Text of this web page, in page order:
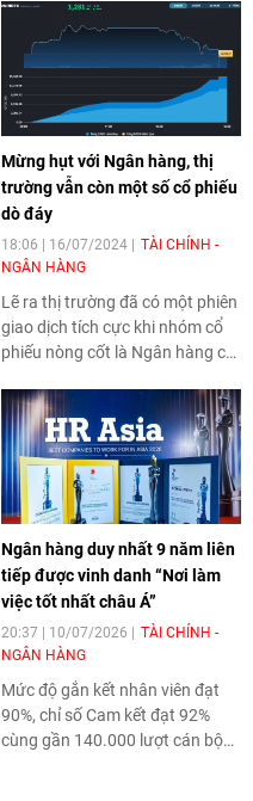
Mừng hụt với Ngân hàng, thị
trường vẫn còn một số cổ phiếu
dò đáy
18:06 | 16/07/2024
TÀI CHÍNH -
NGÂN HÀNG
Lẽ ra thị trường đã có một phiên
giao dịch tích cực khi nhóm cổ
phiếu nòng cốt là Ngân hàng có
Index vẫn bị triệt tiêu gần hết
thành quả tăng trong phiên.
Ngân hàng duy nhất 9 năm liên
tiếp được vinh danh “Nơi làm
việc tốt nhất châu Á”
20:37 | 10/07/2026
TÀI CHÍNH -
NGÂN HÀNG
Mức độ gắn kết nhân viên đạt
90%, chỉ số Cam kết đạt 92%
cùng gần 140.000 lượt cán bộ